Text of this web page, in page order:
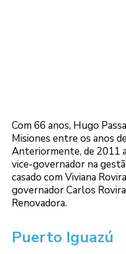
Com 66 anos, Hugo
Misiones entre os anos
Anteriormente, de 2011
vice-governador na
casado com Viviana
governador Carlos
Renovadora.
Puerto Iguazú